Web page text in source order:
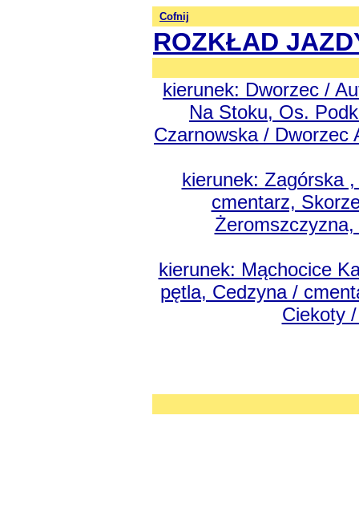
Cofnij
ROZKŁAD
kierunek: Dworzec /
Na Stoku, Os.
Czarnowska / Dworzec
kierunek: Zagórska
cmentarz,
kierunek: Mąchocice
pętla, Cedzyna /
Ciekoty